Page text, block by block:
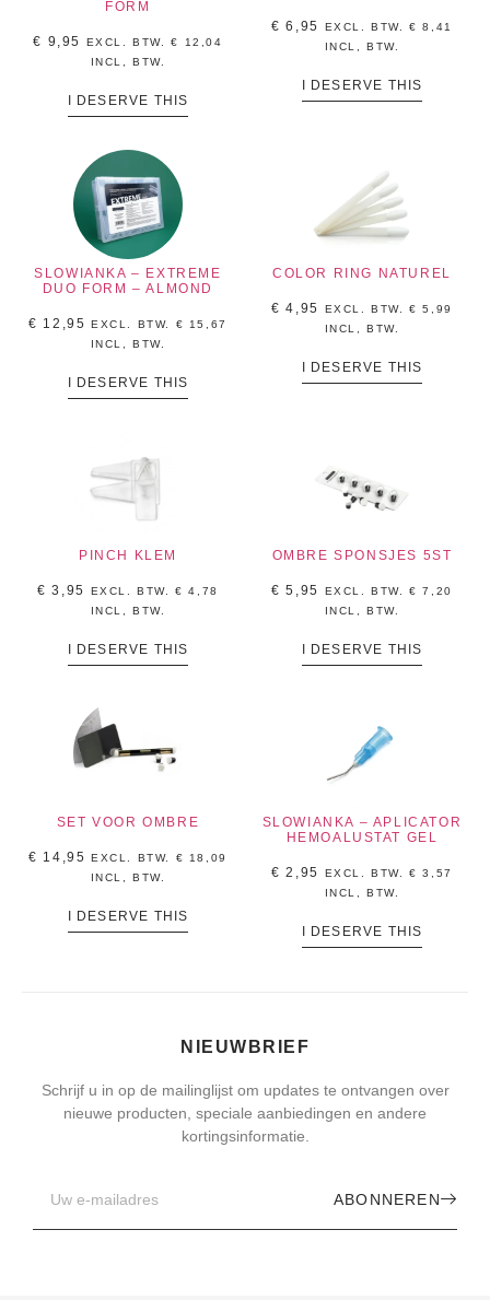
FORM
€ 9,95 EXCL. BTW.€
12,04
INCL, BTW.
I DESERVE THIS
€ 6,95 EXCL. BTW.€ 8,41
INCL, BTW.
I DESERVE THIS
SLOWIANKA – EXTREME
DUO FORM – ALMOND
€ 12,95 EXCL. BTW. € 15,67
INCL, BTW.
I DESERVE THIS
COLOR RING NATUREL
€ 4,95 EXCL. BTW.€ 5,99
INCL, BTW.
I DESERVE THIS
PINCH KLEM
€ 3,95 EXCL. BTW.€ 4,78
INCL, BTW.
I DESERVE THIS
OMBRE SPONSJES 5ST
€ 5,95 EXCL. BTW.€ 7,20
INCL, BTW.
I DESERVE THIS
SET VOOR OMBRE
€ 14,95 EXCL. BTW. € 18,09
INCL, BTW.
I DESERVE THIS
SLOWIANKA – APLICATOR
HEMOALUSTAT GEL
€ 2,95 EXCL. BTW.€ 3,57
INCL, BTW.
I DESERVE THIS
NIEUWBRIEF
Schrijf u in op de mailinglijst om updates te ontvangen over
nieuwe producten, speciale aanbiedingen en andere
kortingsinformatie.
ABONNEREN